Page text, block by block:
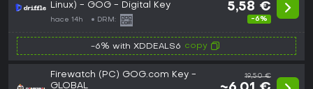
Linux) - GOG - Digital Key
hace 14h DRM:
5,58 €
-6%
-6% with XDDEALS6 copy
Firewatch (PC) GOG.com Key -
GLOBAL
19,50 €